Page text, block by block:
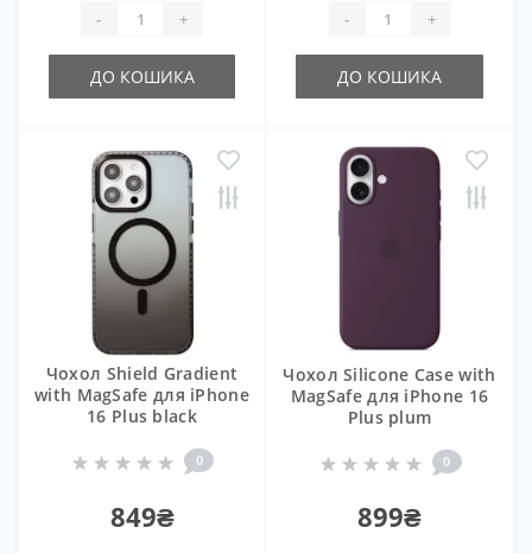
- +
ДО КОШИКА
- +
ДО КОШИКА
Чохол Shield Gradient
with MagSafe для iPhone
16 Plus black
0
849₴
Чохол Silicone Case with
MagSafe для iPhone 16
Plus plum
0
899₴